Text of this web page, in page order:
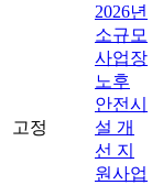
고정
2026년
소규모
사업장
노후
안전시
설 개
선 지
원사업